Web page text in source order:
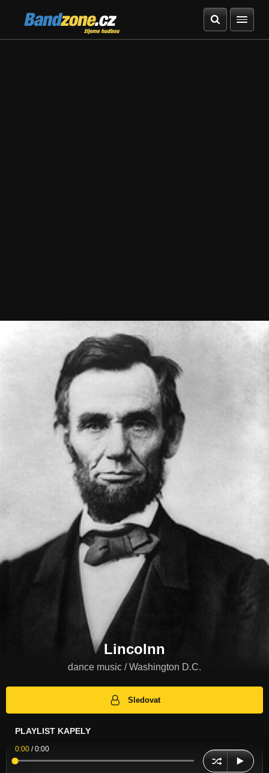
Bandzone.cz
žijeme hudbou
Lincolnn
dance music / Washington D.C.
Sledovat
PLAYLIST KAPELY
0:00 /0:00